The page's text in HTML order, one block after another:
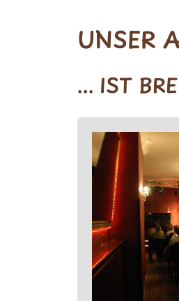
UNSER
... IST